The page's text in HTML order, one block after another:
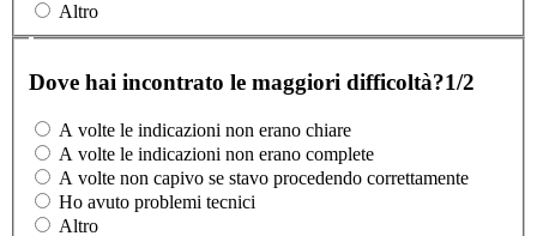
Altro
Dove hai incontrato le maggiori difficoltà?1/2
A volte le indicazioni non erano chiare
A volte le indicazioni non erano complete
A volte non capivo se stavo procedendo correttamente
Ho avuto problemi tecnici
Altro